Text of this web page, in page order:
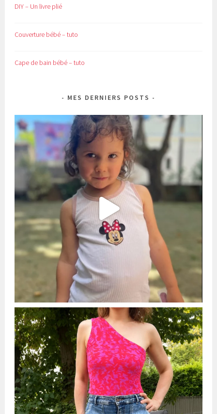
DIY – Un livre plié
Couverture bébé – tuto
Cape de bain bébé – tuto
MES DERNIERS POSTS